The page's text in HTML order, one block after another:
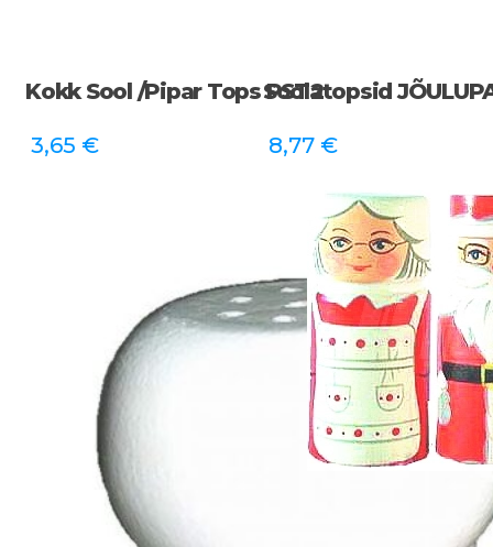
Kokk Sool /pipar Tops PST2
3,65 €
Soolatopsid
8,77 €